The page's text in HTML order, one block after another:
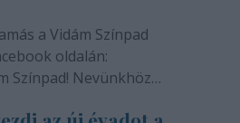
a Vidám Színpad
oldalán:
Színpad! Nevünkhöz